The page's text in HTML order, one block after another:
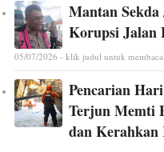
Mantan Sekda
Korupsi Jalan
05/07/2026 - klik judul untuk membaca
Pencarian
Terjun Memti
dan Kerahkan